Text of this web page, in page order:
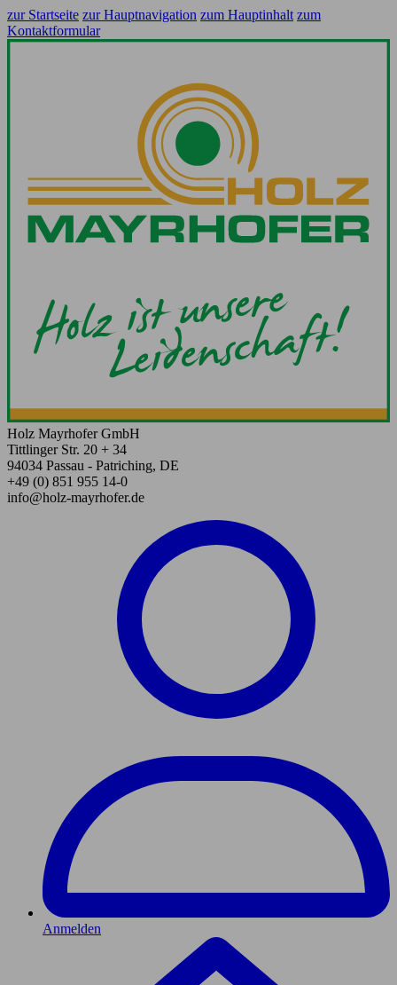
zur Startseite zur Hauptnavigation zum Hauptinhalt zum
Kontaktformular
Holz Mayrhofer GmbH
Tittlinger Str. 20 + 34
94034 Passau - Patriching, DE
+49 (0) 851 955 14-0
info@holz-mayrhofer.de
Anmelden